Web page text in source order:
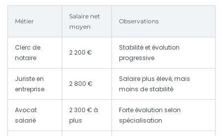
Métier
Salaire net
moyen
Observations
Clerc de
notaire
2 200 €
Stabilité et évolution
progressive
Juriste en
entreprise
2 800 €
Salaire plus élevé, mais
moins de stabilité
Avocat
salarié
2 300 € à
plus
Forte évolution selon
spécialisation